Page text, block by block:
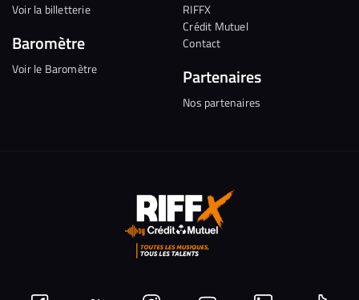
Voir la billetterie
Baromètre
Voir le Baromètre
RIFFX
Crédit Mutuel
Contact
Partenaires
Nos partenaires